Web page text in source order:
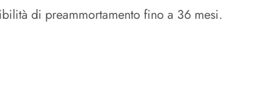
di preammortamento fino a 36 mesi.